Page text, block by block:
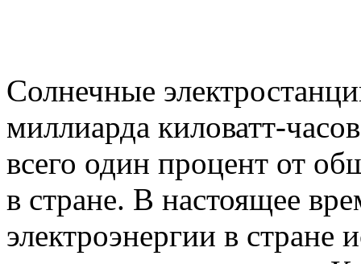
Солнечные
миллиарда киловатт-
всего один процент от
в стране. В настоящее
электроэнергии в стране